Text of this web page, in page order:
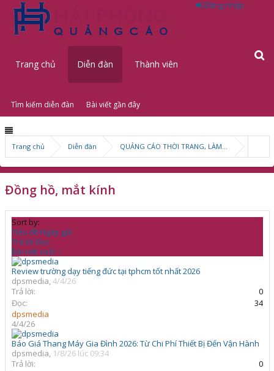
Trang chủ Diễn đàn QUẢNG CÁO THỜI TRANG, LÀM ĐẸP
Thời trang nam
Đồng hồ, mắt kính
Sort by:
Tiêu đề Ngày gửi
Trả lời Đọc
Bài viết cuối ↑
Review trường dạy tiếng đức tại tphcm tốt nhất 2026
dpsmedia,4/4/26
Trả lời:
0
Đọc:
34
dpsmedia
4/4/26
Báo Giá Thang Máy Gia Đình 2026: Từ Chi Phí Thiết Bị Đến Vận Hành
dpsmedia, 1/8/26 lúc 09:34
Trả lời:
0
Đăng nhập
Trang chủ Diễn đàn
Tìm kiếm diễn đàn Bài viết gần đây
Thành viên